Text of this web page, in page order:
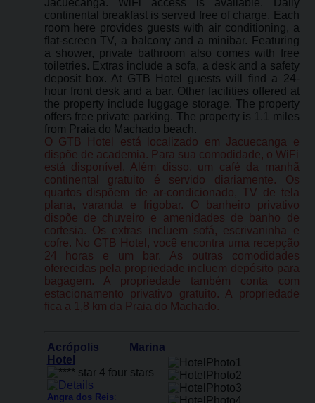
Jacuecanga. WiFi access is available. Daily
continental breakfast is served free of charge. Each
room here provides guests with air conditioning, a
flat-screen TV, a balcony and a minibar. Featuring
a shower, private bathroom also comes with free
toiletries. Extras include a sofa, a desk and a safety
deposit box. At GTB Hotel guests will find a 24-
hour front desk and a bar. Other facilities offered at
the property include luggage storage. The property
offers free private parking. The property is 1.1 miles
from Praia do Machado beach.
O GTB Hotel está localizado em Jacuecanga e
dispõe de academia. Para sua comodidade, o WiFi
está disponível. Além disso, um café da manhã
continental gratuito é servido diariamente. Os
quartos dispõem de ar-condicionado, TV de tela
plana, varanda e frigobar. O banheiro privativo
dispõe de chuveiro e amenidades de banho de
cortesia. Os extras incluem sofá, escrivaninha e
cofre. No GTB Hotel, você encontra uma recepção
24 horas e um bar. As outras comodidades
oferecidas pela propriedade incluem depósito para
bagagem. A propriedade também conta com
estacionamento privativo gratuito. A propriedade
fica a 1,8 km da Praia do Machado.
Acrópolis Marina
Hotel
Angra dos Reis: